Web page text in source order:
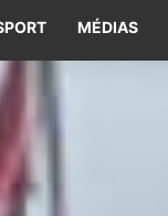
MÉDIAS